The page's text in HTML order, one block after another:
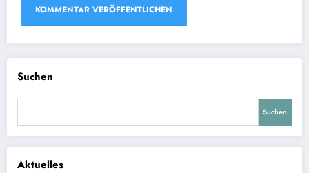
Suchen
Suchen
Aktuelles